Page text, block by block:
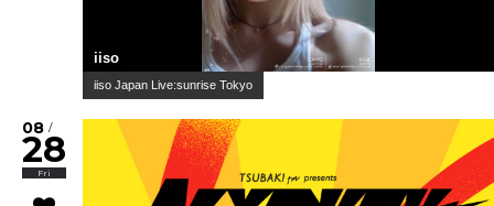
iiso
iiso Japan Live:sunrise Tokyo
08 /
28
Fri